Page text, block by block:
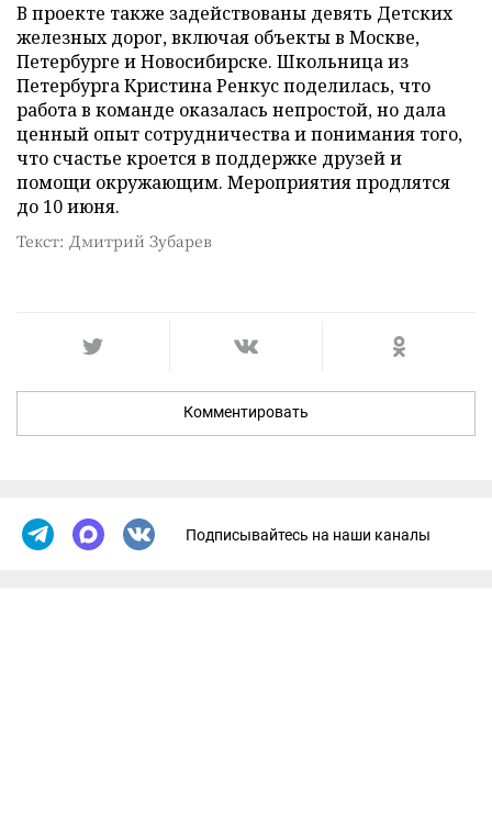
В проекте также задействованы девять Детских
железных дорог, включая объекты в Москве,
Петербурге и Новосибирске. Школьница из
Петербурга Кристина Ренкус поделилась, что
работа в команде оказалась непростой, но дала
ценный опыт сотрудничества и понимания того,
что счастье кроется в поддержке друзей и
помощи окружающим. Мероприятия продлятся
до 10 июня.
Текст: Дмитрий Зубарев
Комментировать
Подписывайтесь на наши каналы